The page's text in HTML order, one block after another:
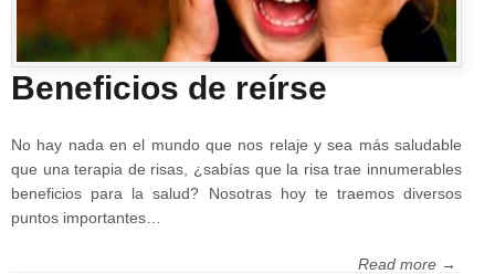
Beneficios de reírse
No hay nada en el mundo que nos relaje y sea más saludable
que una terapia de risas, ¿sabías que la risa trae innumerables
beneficios para la salud? Nosotras hoy te traemos diversos
puntos importantes…
Read more →